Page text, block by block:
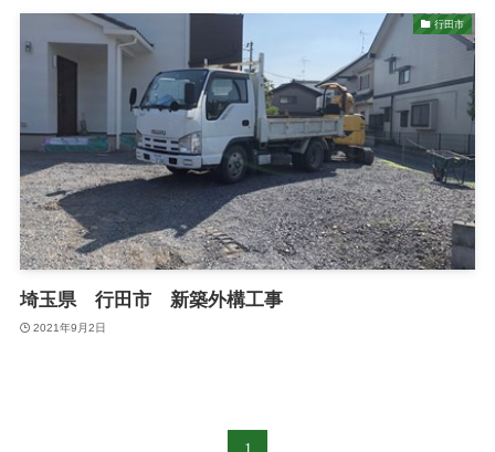
行田市
埼玉県 行田市 新築外構工事
2021年9月2日